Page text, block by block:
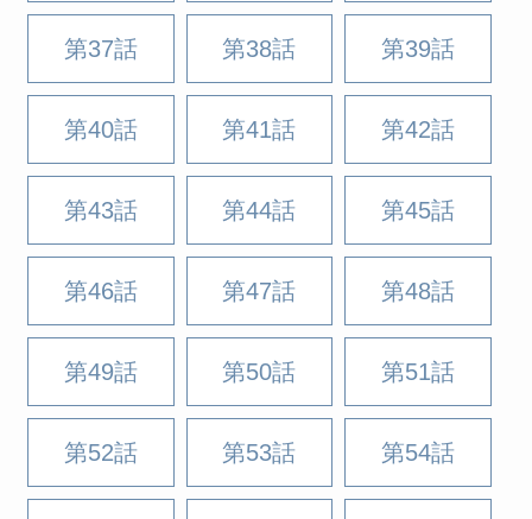
第37話 第38話 第39話
第40話 第41話 第42話
第43話 第44話 第45話
第46話 第47話 第48話
第49話 第50話 第51話
第52話 第53話 第54話